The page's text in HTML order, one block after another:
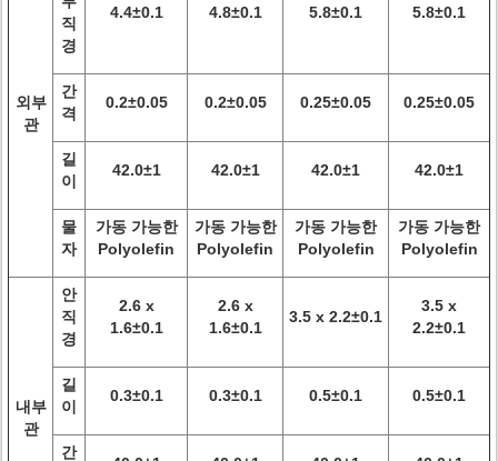
외부
관
직
경
4.4±0.1 4.8±0.1 5.8±0.1 5.8±0.1
간
격
0.2±0.05 0.2±0.05 0.25±0.05 0.25±0.05
길
이
42.0±1 42.0±1 42.0±1 42.0±1
물
자
가동 가능한
Polyolefin
가동 가능한
Polyolefin
가동 가능한
Polyolefin
가동 가능한
Polyolefin
내부
관
안
직
경
2.6 x
1.6±0.1
2.6 x
1.6±0.1
3.5 x 2.2±0.1
3.5 x
2.2±0.1
길
이
0.3±0.1 0.3±0.1 0.5±0.1 0.5±0.1
간